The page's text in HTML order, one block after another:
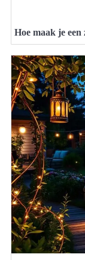
Hoe maak je